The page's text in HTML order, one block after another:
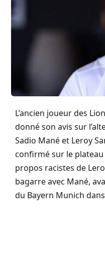
L’ancien joueur des
donné son avis sur
Sadio Manéet Leroy
confirmé sur le plateau
propos racistes de
bagarre avec Mané,
du Bayern Munich